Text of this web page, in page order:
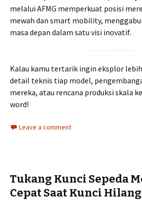
melalui AFMG memperkuat posisi
mewah dan smart mobility,
masa depan dalam satu visi inovatif.
Kalau kamu tertarik ingin eksplor
detail teknis tiap model,
mereka, atau rencana produksi skala
word!
Leave a comment
Tukang Kunci Sepeda
Cepat Saat Kunci